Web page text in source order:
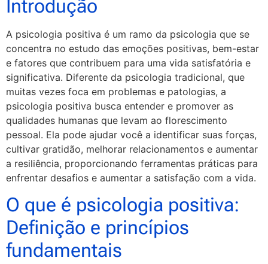
Introdução
A psicologia positiva é um ramo da psicologia que se
concentra no estudo das emoções positivas, bem-estar
e fatores que contribuem para uma vida satisfatória e
significativa. Diferente da psicologia tradicional, que
muitas vezes foca em problemas e patologias, a
psicologia positiva busca entender e promover as
qualidades humanas que levam ao florescimento
pessoal. Ela pode ajudar você a identificar suas forças,
cultivar gratidão, melhorar relacionamentos e aumentar
a resiliência, proporcionando ferramentas práticas para
enfrentar desafios e aumentar a satisfação com a vida.
O que é psicologia positiva:
Definição e princípios
fundamentais